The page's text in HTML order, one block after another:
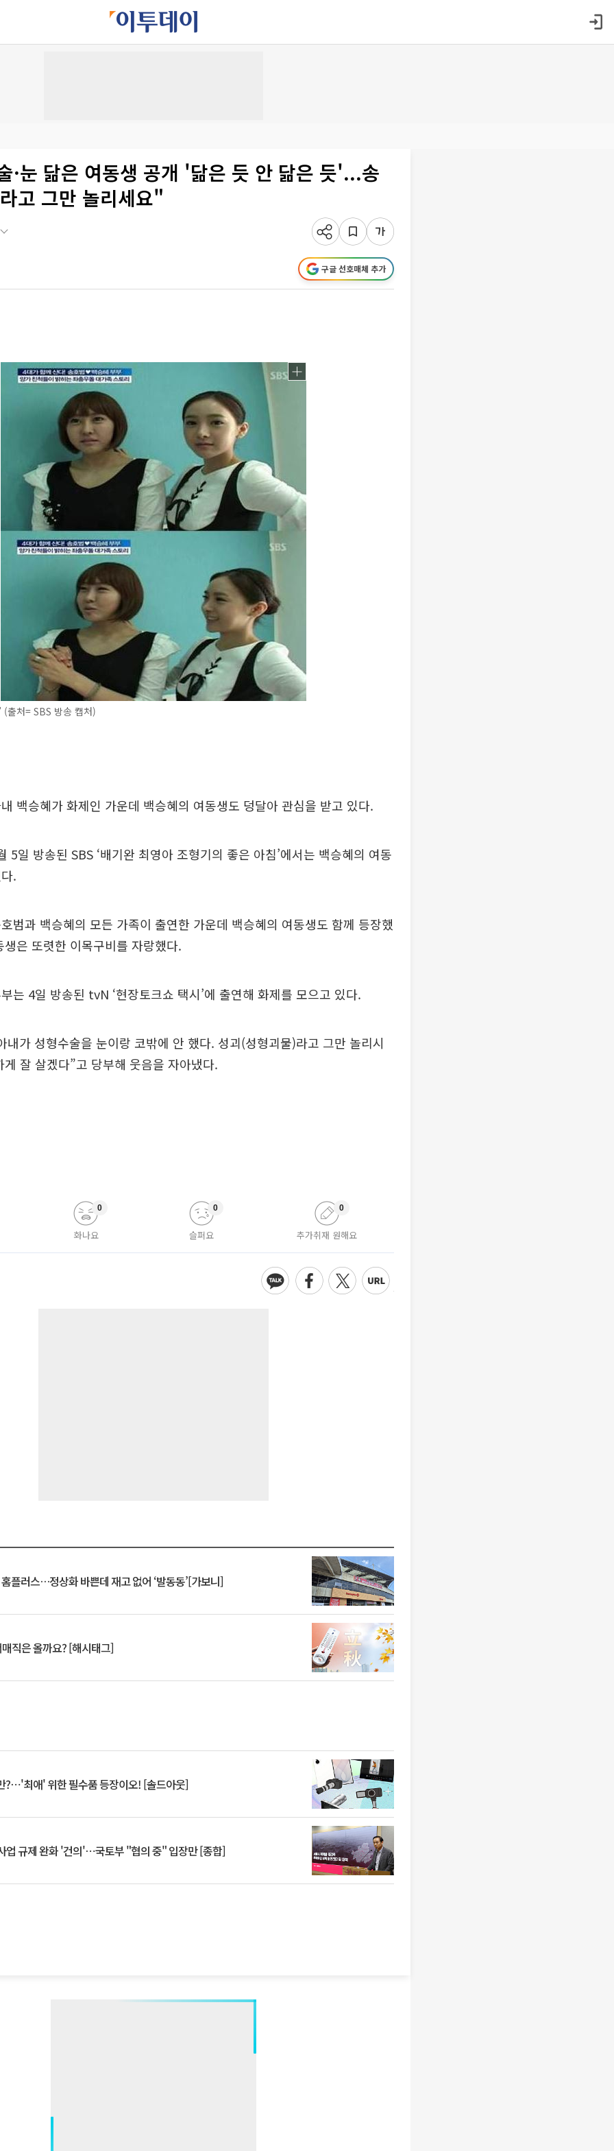
·눈 닮은 여동생 공개 '닮은 듯 안 닮은 듯'...송
고 그만 놀리세요"
구글 선호매체 추가
출처= SBS 방송 캡처)
백승혜가 화제인 가운데 백승혜의 여동생도 덩달아 관심을 받고 있다.
5일 방송된 SBS ‘배기완 최영아 조형기의 좋은 아침’에서는 백승혜의 여동
.
범과 백승혜의 모든 가족이 출연한 가운데 백승혜의 여동생도 함께 등장했
은 또렷한 이목구비를 자랑했다.
는 4일 방송된 tvN ‘현장토크쇼 택시’에 출연해 화제를 모으고 있다.
내가 성형수술을 눈이랑 코밖에 안 했다. 성괴(성형괴물)라고 그만 놀리시
잘 살겠다”고 당부해 웃음을 자아냈다.
화나요
0
슬퍼요
0
추가취재 원해요
0
플러스…정상화 바쁜데 재고 없어 ‘발동동’[가보니]
직은 올까요? [해시태그]
?⋯'최애' 위한 필수품 등장이오! [솔드아웃]
업 규제 완화 '건의'⋯국토부 "협의 중" 입장만 [종합]